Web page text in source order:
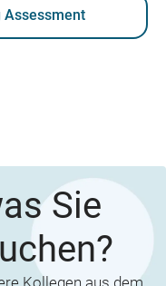
Assessment
Sie
Kollegen aus dem